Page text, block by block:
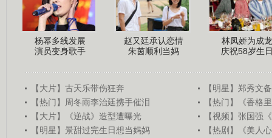
杨幂多线发展
演员变身歌手
赵又廷承认恋情
朱茵顺利当妈
林凤娇为成龙
庆祝58岁生
【大片】古天乐带伤狂奔
【明星】郑秀文
【热门】周冬雨李治廷携手催泪
【热门】《香格
【大片】《逆战》造型遭曝光
【视频】张国强
【明星】景甜过完生日想当妈妈
【热剧】《美人